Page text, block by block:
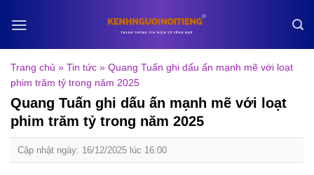
Trang chủ » Tin tức » Quang Tuấn ghi dấu ấn mạnh mẽ với loạt
phim trăm tỷ trong năm 2025
Quang Tuấn ghi dấu ấn mạnh mẽ với loạt
phim trăm tỷ trong năm 2025
Cập nhật ngày: 16/12/2025 lúc 16:00